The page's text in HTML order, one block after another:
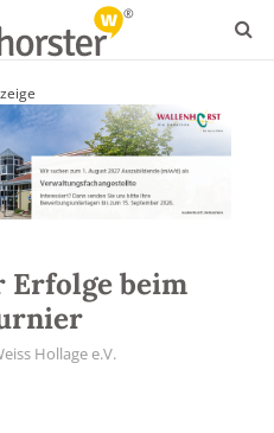
Erfolge beim
Hollage e.V.